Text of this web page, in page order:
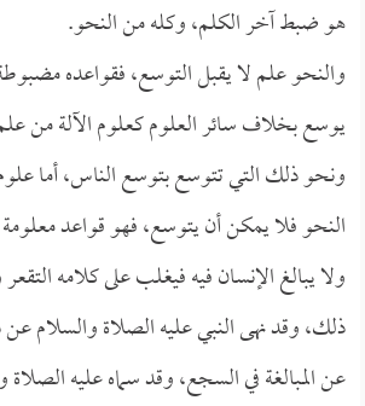
هو ضبط آخر الكلم، وكله من النحو.
والنحو علم لا يقبل التوسع، فقواعده
يوسع بخلاف سائر العلوم كعلوم الآلة من
ونحو ذلك التي تتوسع بتوسع الناس، أما
النحو فلا يمكن أن يتوسع، فهو قواعد
ولا يبالغ الإنسان فيه فيغلب على كلامه
ذلك، وقد نهى النبي عليه الصلاة والسلام
عن المبالغة في السجع، وقد سماه عليه